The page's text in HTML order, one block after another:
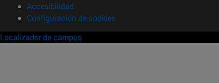
Accesibilidad
Configuración de cookies
Localizador de campus